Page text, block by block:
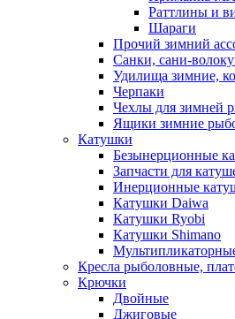
Раттлины и
Шараги
Прочий зимний
Санки, сани-
Удилища зимние,
Черпаки
Чехлы для зимней
Ящики зимние
Катушки
Безынерционные
Запчасти для
Инерционные
Катушки Daiwa
Катушки Ryobi
Катушки Shimano
Кресла рыболовные,
Крючки
Двойные
Джиговые